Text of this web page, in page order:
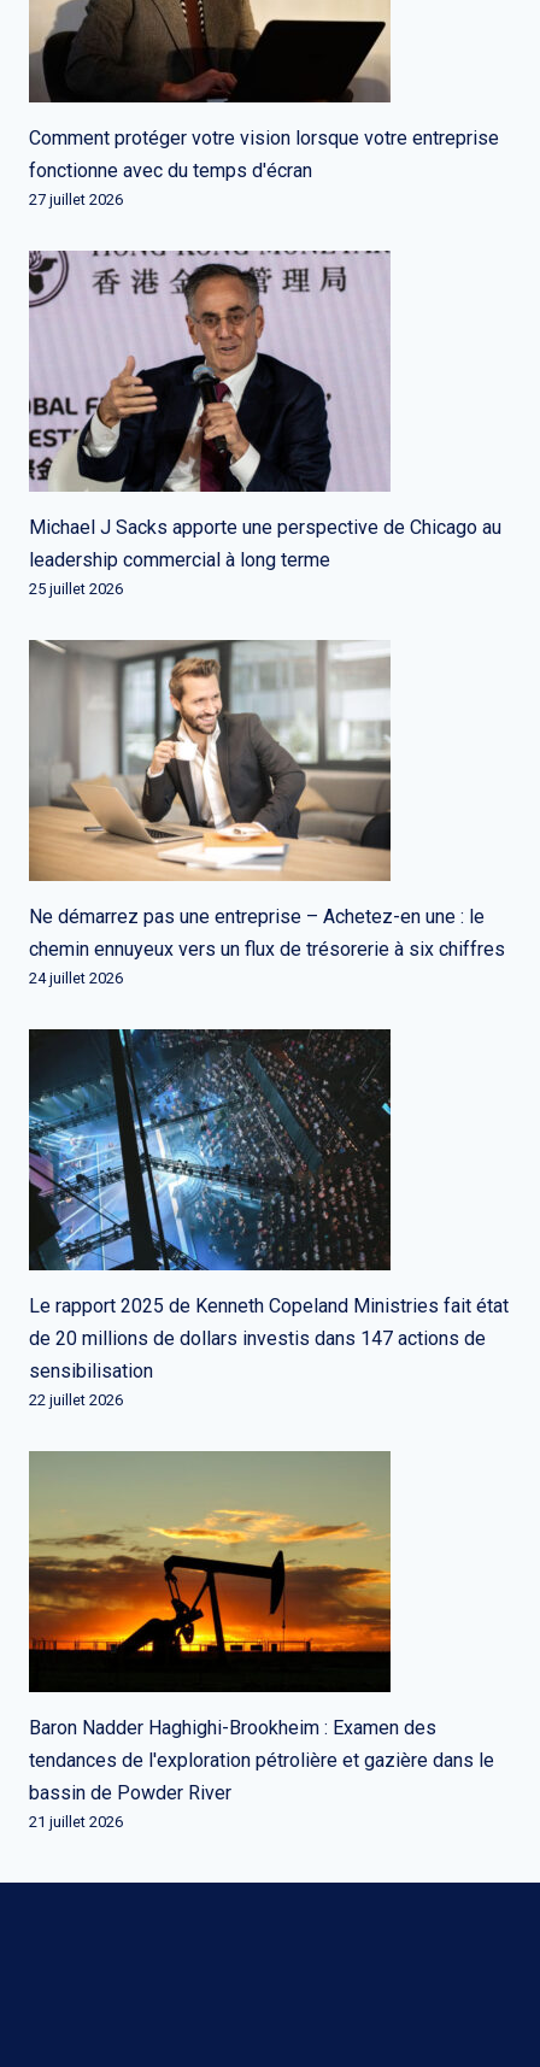
Comment protéger votre vision lorsque votre entreprise
fonctionne avec du temps d'écran
27 juillet 2026
Michael J Sacks apporte une perspective de Chicago au
leadership commercial à long terme
25 juillet 2026
Ne démarrez pas une entreprise – Achetez-en une : le
chemin ennuyeux vers un flux de trésorerie à six chiffres
24 juillet 2026
Le rapport 2025 de Kenneth Copeland Ministries fait état
de 20 millions de dollars investis dans 147 actions de
sensibilisation
22 juillet 2026
Baron Nadder Haghighi-Brookheim : Examen des
tendances de l'exploration pétrolière et gazière dans le
bassin de Powder River
21 juillet 2026